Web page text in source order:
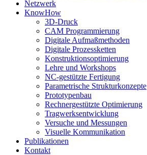
Netzwerk
KnowHow
3D-Druck
CAM Programmierung
Digitale Aufmaßmethoden
Digitale Prozessketten
Konstruktionsoptimierung
Lehre und Workshops
NC-gestützte Fertigung
Parametrische Strukturkonzepte
Prototypenbau
Rechnergestützte Optimierung
Tragwerksentwicklung
Versuche und Messungen
Visuelle Kommunikation
Publikationen
Kontakt